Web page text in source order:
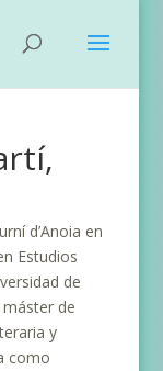
d’Anoia en
Estudios
de
de
y
como